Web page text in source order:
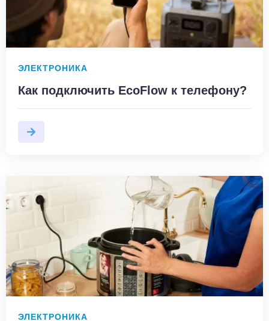
ЭЛЕКТРОНИКА
Как подключить EcoFlow к телефону?
ЭЛЕКТРОНИКА